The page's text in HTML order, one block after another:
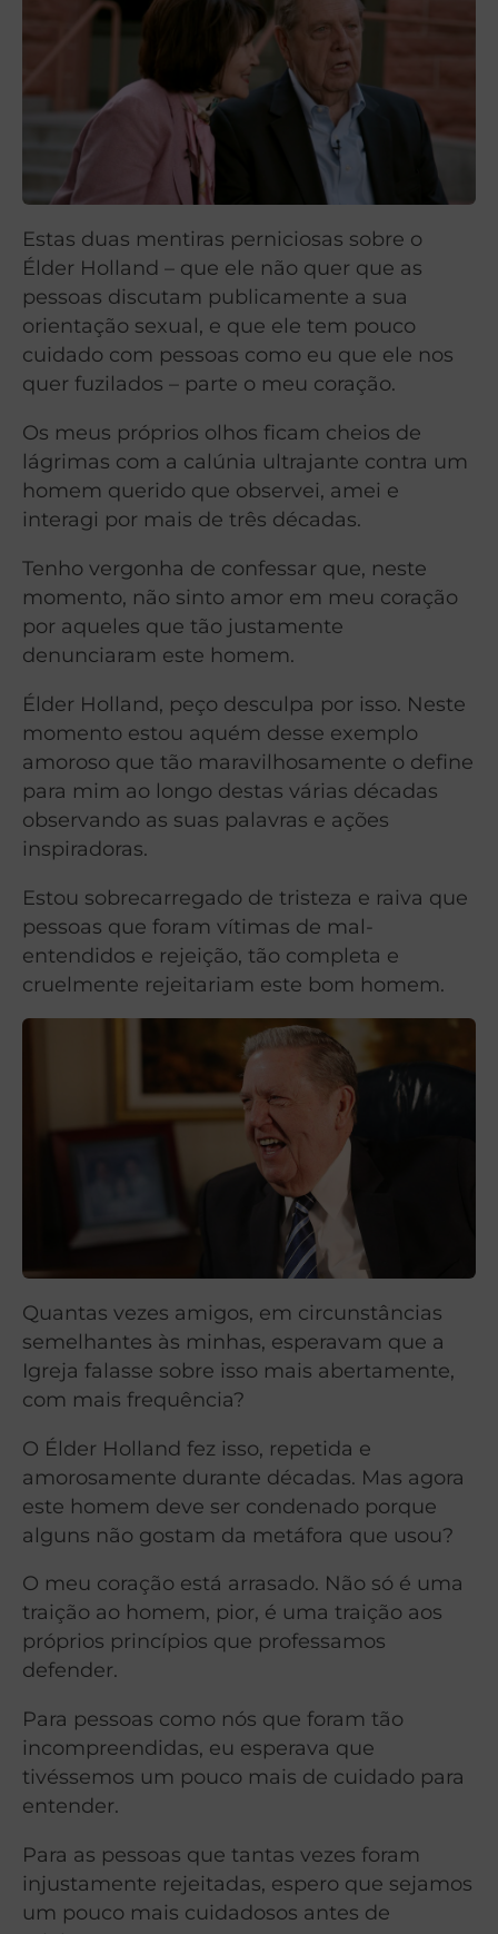
Estas duas mentiras perniciosas sobre o
Élder Holland – que ele não quer que as
pessoas discutam publicamente a sua
orientação sexual, e que ele tem pouco
cuidado com pessoas como eu que ele nos
quer fuzilados – parte o meu coração.
Os meus próprios olhos ficam cheios de
lágrimas com a calúnia ultrajante contra um
homem querido que observei, amei e
interagi por mais de três décadas.
Tenho vergonha de confessar que, neste
momento, não sinto amor em meu coração
por aqueles que tão justamente
denunciaram este homem.
Élder Holland, peço desculpa por isso. Neste
momento estou aquém desse exemplo
amoroso que tão maravilhosamente o define
para mim ao longo destas várias décadas
observando as suas palavras e ações
inspiradoras.
Estou sobrecarregado de tristeza e raiva que
pessoas que foram vítimas de mal-
entendidos e rejeição, tão completa e
cruelmente rejeitariam este bom homem.
Quantas vezes amigos, em circunstâncias
semelhantes às minhas, esperavam que a
Igreja falasse sobre isso mais abertamente,
com mais frequência?
O Élder Holland fez isso, repetida e
amorosamente durante décadas. Mas agora
este homem deve ser condenado porque
alguns não gostam da metáfora que usou?
O meu coração está arrasado. Não só é uma
traição ao homem, pior, é uma traição aos
próprios princípios que professamos
defender.
Para pessoas como nós que foram tão
incompreendidas, eu esperava que
tivéssemos um pouco mais de cuidado para
entender.
Para as pessoas que tantas vezes foram
injustamente rejeitadas, espero que sejamos
um pouco mais cuidadosos antes de